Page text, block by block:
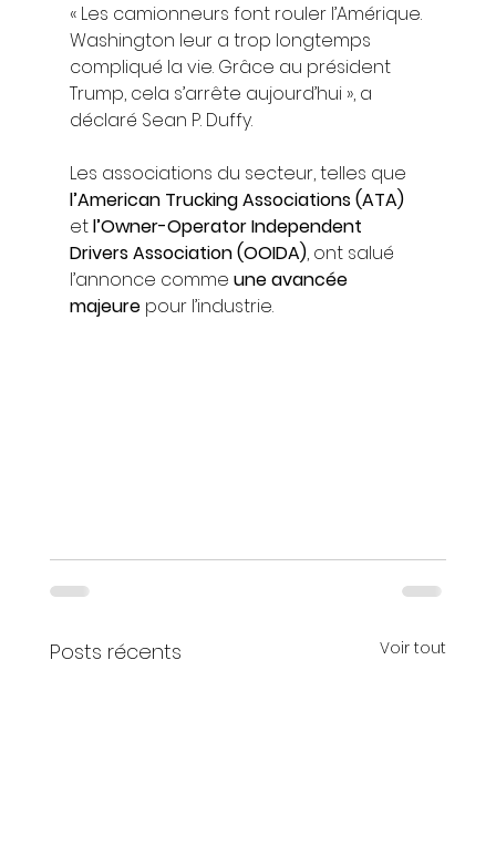
« Les camionneurs font rouler l’Amérique.
Washington leur a trop longtemps
compliqué la vie. Grâce au président
Trump, cela s’arrête aujourd’hui », a
déclaré Sean P. Duffy.
Les associations du secteur, telles que
l’American Trucking Associations (ATA)
et l’Owner-Operator Independent
Drivers Association (OOIDA), ont salué
l’annonce comme une avancée
majeure pour l’industrie.
Posts récents Voir tout